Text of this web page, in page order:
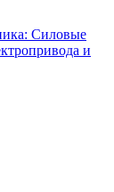
Силовые
и